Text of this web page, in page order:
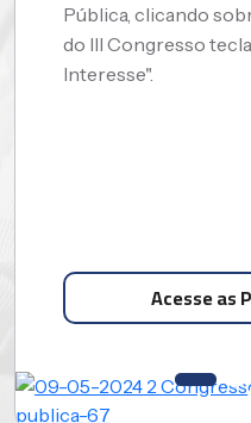
Pública, clicando
do III Congresso
Interesse".
Acesse as